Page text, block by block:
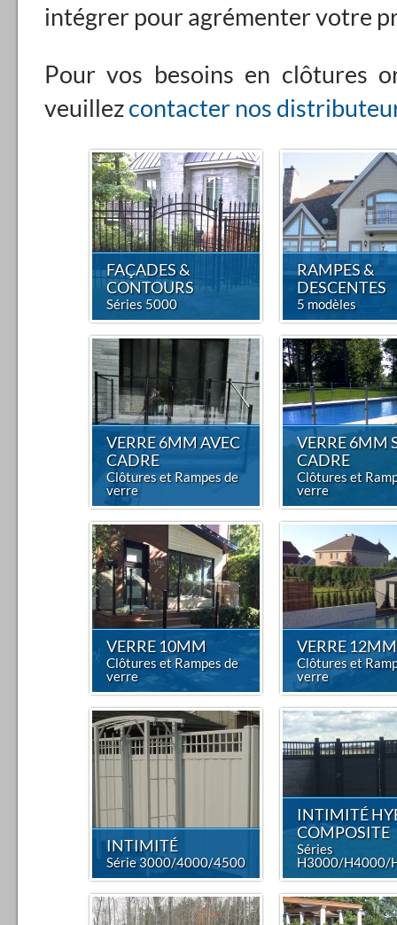
intégrer pour agrémenter votre
Pour vos besoins en clôtures
veuillezcontacter nos
FAÇADES &
CONTOURS
Séries 5000
RAMPES &
DESCENTES
5 modèles
VERRE 6MM AVEC
CADRE
Clôtures et Rampes de
verre
VERRE 6MM
CADRE
Clôtures et
verre
VERRE 10MM
Clôtures et Rampes de
verre
VERRE 12MM
Clôtures et
verre
INTIMITÉ
Série 3000/4000/4500
INTIMITÉ
COMPOSITE
Séries
H3000/H4000/